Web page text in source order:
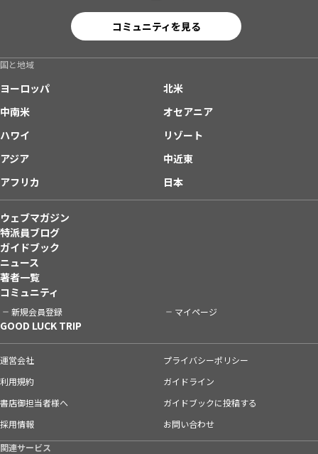
コミュニティを見る
国と地域
ヨーロッパ
北米
中南米
オセアニア
ハワイ
リゾート
アジア
中近東
アフリカ
日本
ウェブマガジン
特派員ブログ
ガイドブック
ニュース
著者一覧
コミュニティ
新規会員登録 マイページ
GOOD LUCK TRIP
運営会社
プライバシーポリシー
利用規約
ガイドライン
書店御担当者様へ
ガイドブックに投稿する
採用情報
お問い合わせ
関連サービス